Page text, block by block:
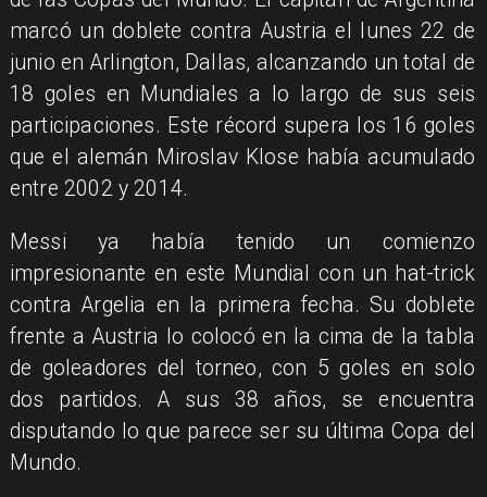
marcó un doblete contra Austria el lunes 22 de
junio en Arlington, Dallas, alcanzando un total de
18 goles en Mundiales a lo largo de sus seis
participaciones. Este récord supera los 16 goles
que el alemán Miroslav Klose había acumulado
entre 2002 y 2014.
Messi ya había tenido un comienzo
impresionante en este Mundial con un hat-trick
contra Argelia en la primera fecha. Su doblete
frente a Austria lo colocó en la cima de la tabla
de goleadores del torneo, con 5 goles en solo
dos partidos. A sus 38 años, se encuentra
disputando lo que parece ser su última Copa del
Mundo.